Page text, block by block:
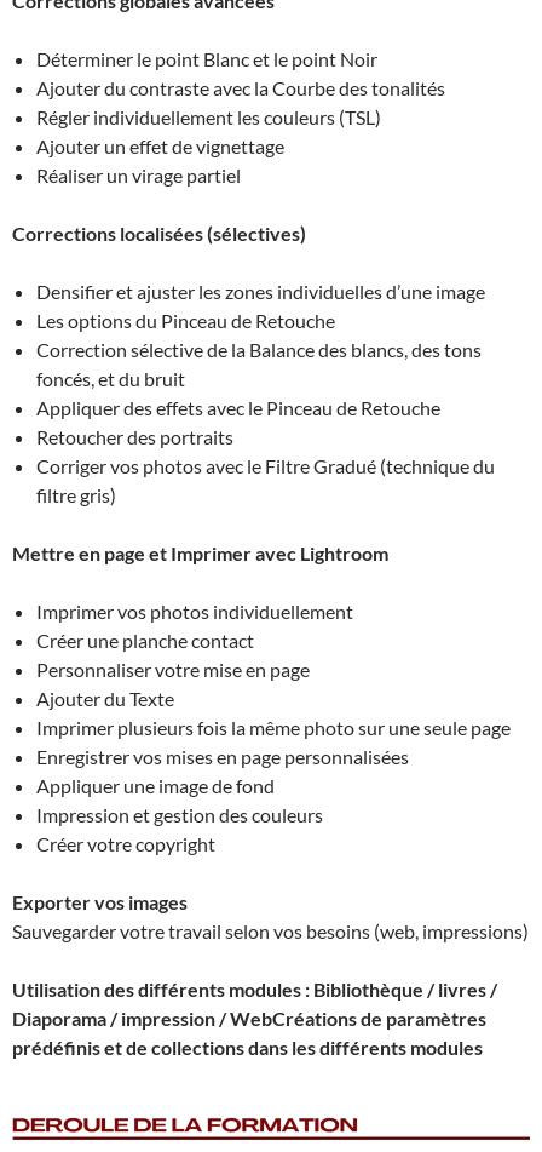
Déterminer le point Blanc et le point Noir
Ajouter du contraste avec la Courbe des tonalités
Régler individuellement les couleurs (TSL)
Ajouter un effet de vignettage
Réaliser un virage partiel
Corrections localisées (sélectives)
Densifier et ajuster les zones individuelles d’une image
Les options du Pinceau de Retouche
Correction sélective de la Balance des blancs, des tons
foncés, et du bruit
Appliquer des effets avec le Pinceau de Retouche
Retoucher des portraits
Corriger vos photos avec le Filtre Gradué (technique du
filtre gris)
Mettre en page et Imprimer avec Lightroom
Imprimer vos photos individuellement
Créer une planche contact
Personnaliser votre mise en page
Ajouter du Texte
Imprimer plusieurs fois la même photo sur une seule page
Enregistrer vos mises en page personnalisées
Appliquer une image de fond
Impression et gestion des couleurs
Créer votre copyright
Exporter vos images
Sauvegarder votre travail selon vos besoins (web, impressions)
Utilisation des différents modules : Bibliothèque / livres /
Diaporama / impression / WebCréations de paramètres
prédéfinis et de collections dans les différents modules